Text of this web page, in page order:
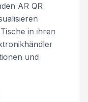
AR QR
in ihren
und